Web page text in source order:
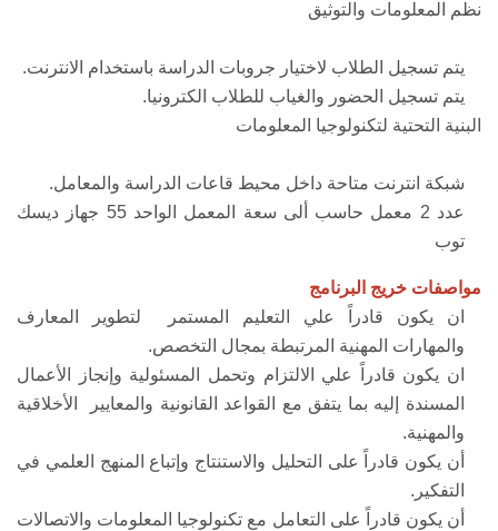
نظم المعلومات والتوثيق
يتم تسجيل الطلاب لاختيار جروبات الدراسة باستخدام الانترنت.
يتم تسجيل الحضور والغياب للطلاب الكترونيا.
البنية التحتية لتكنولوجيا المعلومات
شبكة انترنت متاحة داخل محيط قاعات الدراسة والمعامل.
عدد 2 معمل حاسب ألى سعة المعمل الواحد 55 جهاز ديسك
توب
مواصفات خريج البرنامج
ان يكون قادراً علي التعليم المستمر لتطوير المعارف
والمهارات المهنية المرتبطة بمجال التخصص.
ان يكون قادراً علي الالتزام وتحمل المسئولية وإنجاز الأعمال
المسندة إليه بما يتفق مع القواعد القانونية والمعايير الأخلاقية
والمهنية.
أن يكون قادراً على التحليل والاستنتاج وإتباع المنهج العلمي في
التفكير.
أن يكون قادراً على التعامل مع تكنولوجيا المعلومات والاتصالات